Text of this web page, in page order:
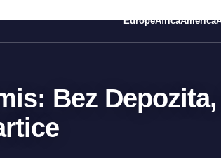
EuropeAfricaAmerica
Bez